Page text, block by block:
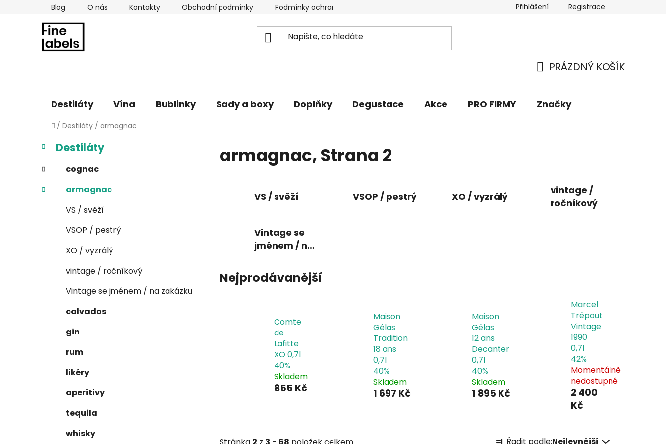
Blog O nás Kontakty Obchodní podmínky Podmínky ochrany osobních údajů Přihlášení Registrace
KOŠÍK
PRÁZDNÝ KOŠÍK
Destiláty Vína Bublinky Sady a boxy Doplňky Degustace Akce PRO FIRMY Značky
Domů
/ Destiláty / armagnac
P
o
s
r
Přeskočit
kategorie
K
a
e
g
o
Destiláty
cognac
armagnac
VS / svěží
VSOP / pestrý
XO / vyzrálý
vintage / ročníkový
Vintage se jménem / na zakázku
calvados
gin
rum
likéry
aperitivy
tequila
whisky
armagnac, Strana 2
VS / svěží VSOP / pestrý XO / vyzrálý
vintage /
ročníkový
Vintage se
jménem / na
Nejprodávanější
Comte
de
Lafitte
XO 0,7l
40%
Skladem
855 Kč
Maison
Gélas
Tradition
18 ans
0,7l
40%
Skladem
1 697 Kč
Maison
Gélas
12 ans
Decanter
0,7l
40%
Skladem
1 895 Kč
Marcel
Trépout
Vintage
1990
0,7l
42%
Momentálně
nedostupné
2 400
Kč
Stránka 2 z 3 - 68 položek celkem Řadit podle:Nejlevnější